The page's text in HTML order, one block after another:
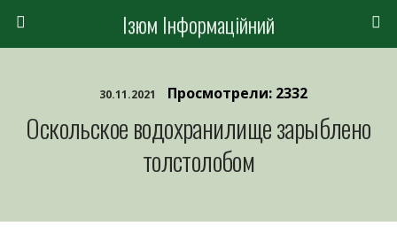
Ізюм Інформаційний
30.11.2021 Просмотрели: 2332
Оскольское водохранилище зарыблено
толстолобом